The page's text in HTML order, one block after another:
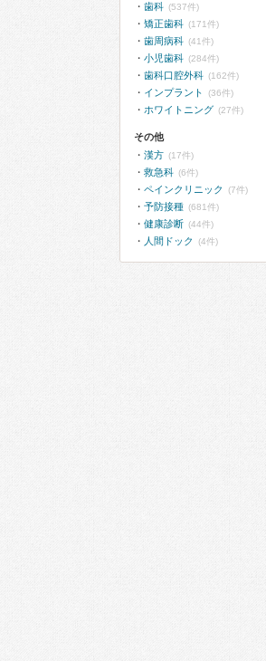
歯科 (537件)
矯正歯科 (171件)
歯周病科 (41件)
小児歯科 (284件)
歯科口腔外科 (162件)
インプラント (36件)
ホワイトニング (27件)
その他
漢方 (17件)
救急科 (6件)
ペインクリニック (7件)
予防接種 (681件)
健康診断 (44件)
人間ドック (4件)